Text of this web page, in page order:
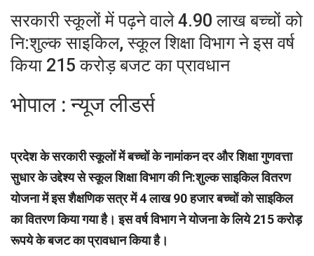
सरकारी स्कूलों में पढ़ने वाले 4.90 लाख बच्चों को
नि:शुल्क साइकिल, स्कूल शिक्षा विभाग ने इस वर्ष
किया 215 करोड़ बजट का प्रावधान
भोपाल : न्यूज लीडर्स
प्रदेश के सरकारी स्कूलों में बच्चों के नामांकन दर और शिक्षा गुणवत्ता
सुधार के उद्देश्य से स्कूल शिक्षा विभाग की नि:शुल्क साइकिल वितरण
योजना में इस शैक्षणिक सत्र में 4 लाख 90 हजार बच्चों को साइकिल
का वितरण किया गया है। इस वर्ष विभाग ने योजना के लिये 215 करोड़
रूपये के बजट का प्रावधान किया है।